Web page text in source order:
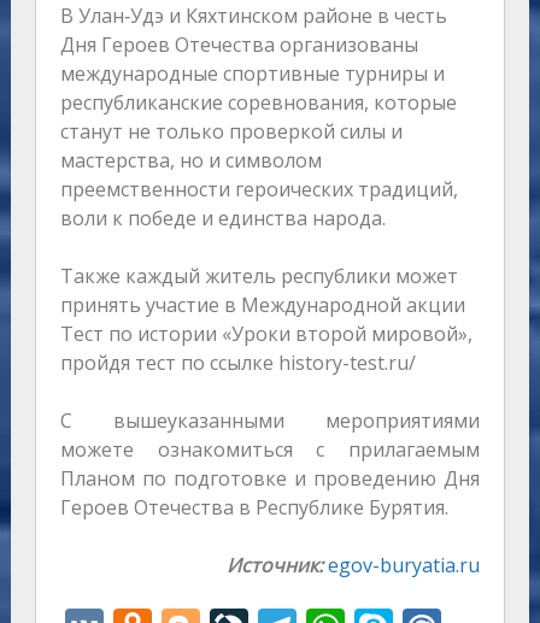
В Улан‑Удэ и Кяхтинском районе в честь
Дня Героев Отечества организованы
международные спортивные турниры и
республиканские соревнования, которые
станут не только проверкой силы и
мастерства, но и символом
преемственности героических традиций,
воли к победе и единства народа.
Также каждый житель республики может
принять участие в Международной акции
Тест по истории «Уроки второй мировой»,
пройдя тест по ссылке history-test.ru/
С вышеуказанными мероприятиями
можете ознакомиться с прилагаемым
Планом по подготовке и проведению Дня
Героев Отечества в Республике Бурятия.
Источник:egov-buryatia.ru